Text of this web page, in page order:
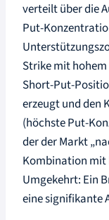
verteilt über die
Put-
Strike mit
Short-Put-
erzeugt und den
(höchste Put-
der der Markt
Kombination mit
Umgekehrt: Ein
eine signifikante